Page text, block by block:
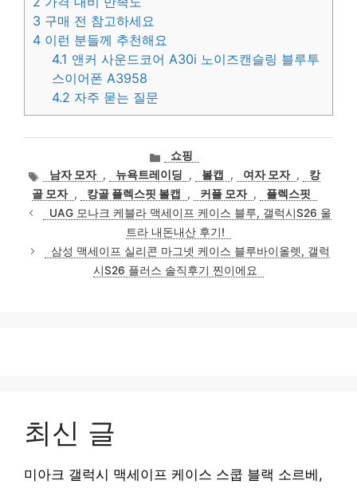
3 구매 전 참고하세요
4 이런 분들께 추천해요
4.1 앤커 사운드코어 A30i 노이즈캔슬링 블루투
스이어폰 A3958
4.2 자주 묻는 질문
카
테
고
리
쇼핑
태
그
남자 모자 , 뉴욕트레이딩 , 볼캡 , 여자 모자 ,
캉
골 모자 , 캉골 플렉스핏 볼캡 , 커플 모자 ,
플렉스핏
UAG 모나크 케블라 맥세이프 케이스 블루, 갤럭시S26 울
트라 내돈내산 후기!
삼성 맥세이프 실리콘 마그넷 케이스 블루바이올렛, 갤럭
시S26 플러스 솔직후기 찐이에요
최신 글
미아크 갤럭시 맥세이프 케이스 스쿱 블랙 소르베,